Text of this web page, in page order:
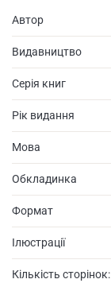
Автор
Видавництво
Серія книг
Рік видання
Мова
Обкладинка
Формат
Ілюстрації
Кількість сторінок: